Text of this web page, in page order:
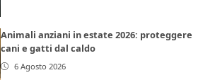
Animali anziani in estate 2026: proteggere
cani e gatti dal caldo
6 Agosto 2026